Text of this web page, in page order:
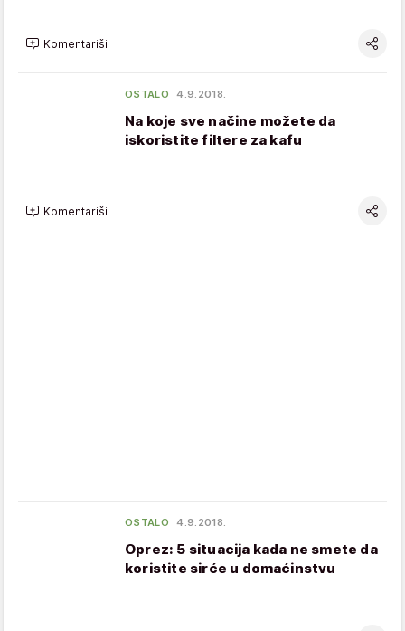
Komentariši
OSTALO 4.9.2018.
Na koje sve načine možete da
iskoristite filtere za kafu
Komentariši
OSTALO 4.9.2018.
Oprez: 5 situacija kada ne smete da
koristite sirće u domaćinstvu